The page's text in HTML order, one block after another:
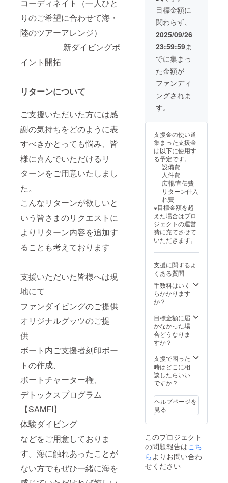
コーディネイト（一人ひと
りのご希望に合わせて海・
陸のツアーアレンジ）
新ダイビングポ
イント開拓
リターンについて
ご支援いただいた方には感
謝の気持ちをどのように表
すべきかとっても悩み、皆
様に喜んでいただけるリ
ターンをご用意いたしまし
た。
こんなリターンが欲しいと
いう皆さまのリクエストに
よりリターン内容を追加す
ることも考えております
支援いただいた皆様へは現
地にて
ファンダイビングのご提供
オリジナルグッツのご提
供
ボート内ご支援者刻印ボー
トの作成、
ボートチャーター権、
デトックスプログラム
【SAMFI】
体験ダイビング
などをご用意しておりま
す。海に触れあったことが
ない方でもぜひ一緒に海を
ただけ
ます ※
クーポ
ンの利
用期限
は5年で
す 皆さ
まとの
出会い
を楽し
みにし
ており
望の日
りまし
たら備
考欄に
ご記入
くださ
いませ
☆ス
ノーケ
ル体験
☆陸ツ
アー ※
一回の
ご来店
に付き
２名様
20％の
クーポ
ンをご
ます ※
ンの利
用期限
は5年で
す 皆さ
まとの
出会い
を楽し
みにし
ます ご
来店希
望の日
程があ
りまし
たら備
ご記入
くださ
いませ
☆ス
クーバ
ダイビ
ング ☆
追加ダ
イビン
グ：c
カード
ライセ
ンスを
お持ち
の方 ☆
☆体験
ング：
講習を
受けた
ことが
ない方
☆ス
ノーケ
ル体験
アー ※
一回の
ご来店
に付き5
名様ま
でおひ
10,000
円分の
クーポ
ンをご
利用い
ます ※
クーポ
ンの期
限は5年
さまと
の出会
いを楽
しみに
ります
ご来店
希望の
したら
備考欄
にご記
入くだ
さいま
のお支
払いで
利用可
能な
クーポ
ン
600,000
円分 ☆
クーポ
ン適用
期間中
ご来店
りにて
のご用
意をさ
せてい
ただき
ます。
提供日
時：ご
来店時
いただ
ける
サービ
ス内容
一例
☆ス
ダイビ
ング ☆
追加ダ
イビン
グ：c
ライセ
ンスを
お持ち
の方 ☆
ンタル
☆体験
ダイビ
ング：
受けた
ことが
ない方
ル体験
☆陸ツ
アー ※
一回の
ご来店
渡し ☆
オリジ
ナルス
テッ
カー
サイ
ズ：5㎝
×5㎝ ☆
オリジ
ナルT
シャツ
（Tシャ
のお名
れさせ
ていた
だきま
す） ●
ご希望
のサイ
ズ、希
望のお
備考欄
に記入
をお願
いいた
します
☆当店
いいた
だける
500,000
円分の
クーポ
日時：
ご来店
時 クー
ポンを
いただ
ける
サービ
ス内容
☆ス
クーバ
ダイビ
イビン
グ：c
カード
ライセ
ンスを
☆☆ コ
コロを
込めて
お礼の
ご連絡
をさせ
ていた
だきま
す ☆特
権とい
たしま
して
念ボー
名前を
入れさ
せてい
ただき
ます ☆
ご希望
日数貸
し切り
ボート
のご用
意をさ
せてい
ただき
ます。
時にお
渡し ☆
オリジ
ナルス
テッ
サイ
ズ：5㎝
×5㎝ ☆
オリジ
シャツ
（Tシャ
ツには
お好み
前を入
れさせ
ていた
ご希望
のサイ
ズ、希
望のお
名前は
目標金額に
関わらず、
2025/09/26
23:59:59ま
でに集まっ
た金額が
ファンディ
ングされま
す。
支援金の使い道
集まった支援金
は以下に使用す
る予定です。
設備費
人件費
広報/宣伝費
リターン仕入
れ費
※目標金額を超
えた場合はプロ
ジェクトの運営
費に充てさせて
いただきます。
支援に関するよ
くある質問
手数料はいく
らかかります
か？
目標金額に届
かなかった場
合どうなりま
すか？
支援で困った
時はどこに相
談したらいい
ですか？
ヘルプページを
見る
このプロジェクト
の問題報告はこち
ら よりお問い合わ
せください